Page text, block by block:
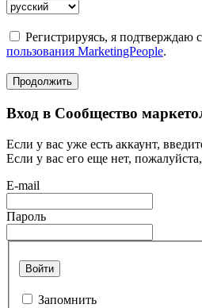
Регистрируясь, я подтверждаю
пользования MarketingPeople.
Продолжить
Вход в Сообщество
Если у вас уже есть аккаунт,
Если у вас его еще нет, пожалуйста,
E-mail
Пароль
Войти
Запомнить